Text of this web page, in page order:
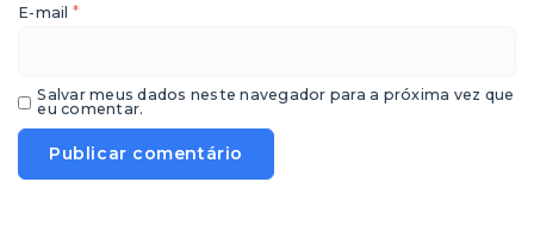
E-mail *
Salvar meus dados neste navegador para a próxima vez que
eu comentar.